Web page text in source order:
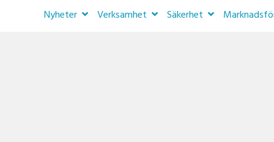
Nyheter Verksamhet Säkerhet